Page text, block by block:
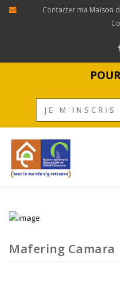
Contacter ma Maison
JE M'INSCRIS
Mafering Camara